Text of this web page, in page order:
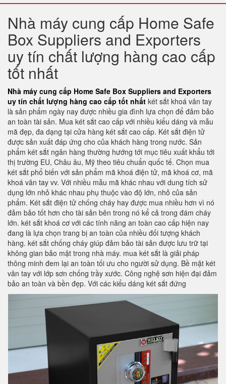
Nhà máy cung cấp Home Safe
Box Suppliers and Exporters
uy tín chất lượng hàng cao cấp
tốt nhất
Nhà máy cung cấp Home Safe Box Suppliers and Exporters
uy tín chất lượng hàng cao cấp tốt nhất két sắt khoá vân tay
là sản phẩm ngày nay được nhiều gia đình lựa chọn để đảm bảo
an toàn tài sản. Mua két sắt cao cấp với nhiều kiểu dáng và mẫu
mã đẹp, đa dạng tại cửa hàng két sắt cao cấp. Két sắt điện tử
được sản xuất đáp ứng cho của khách hàng trong nước. Sản
phẩm két sắt ngân hàng thường hướng tới mục tiêu xuất khẩu tới
thị trường EU, Châu âu, Mỹ theo tiêu chuẩn quốc tế. Chọn mua
két sắt phổ biến với sản phẩm mã khoá điện tử, mã khoá cơ, mã
khoá vân tay vv. Với nhiều mẫu mã khác nhau với dung tích sử
dụng lớn nhỏ khác nhau phụ thuộc vào độ lớn, nhỏ của sản
phẩm. Két sắt điện tử chống cháy hay được mua nhiều hơn vì nó
đảm bảo tốt hơn cho tài sản bên trong nó kể cả trong đám cháy
lớn. két sắt khoá cơ với các tính năng an toàn cao cấp hiện nay
đang là lựa chọn trang bị an toàn của nhiều đối tượng khách
hàng. két sắt chống cháy giúp đảm bảo tài sản được lưu trữ tại
không gian bảo mật trong nhà máy. mua két sắt là giải pháp
thông minh đem lại an toàn tối ưu cho người sử dụng. Bề mặt két
vân tay với lớp sơn chống trầy xước. Công nghệ sơn hiện đại đảm
bảo an toàn và bền đẹp. Với các kiểu dáng két sắt đứng